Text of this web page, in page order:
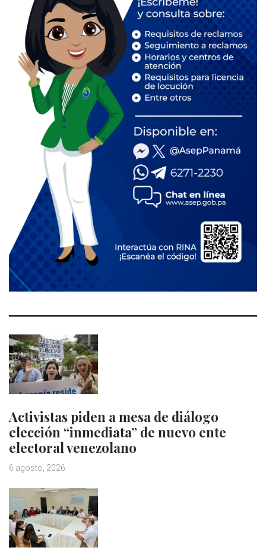
Activistas piden a mesa de diálogo
elección “inmediata” de nuevo ente
electoral venezolano
6 agosto, 2026